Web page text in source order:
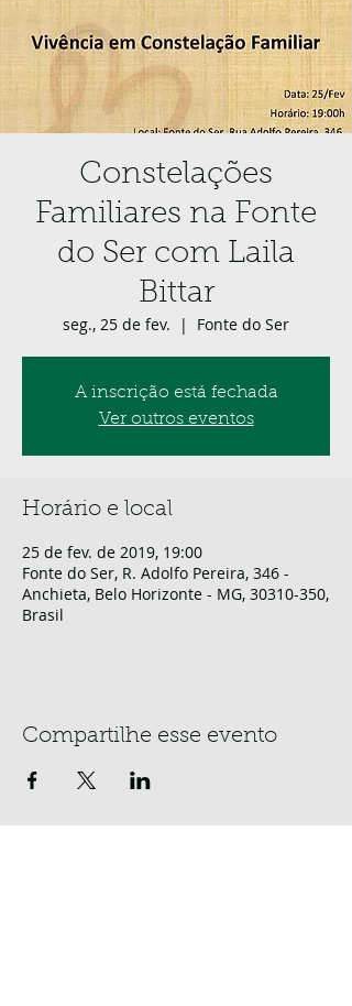
Constelações
Familiares na Fonte
do Ser com Laila
Bittar
seg., 25 de fev.
  |
Fonte do Ser
A inscrição está fechada
Ver outros eventos
Horário e local
25 de fev. de 2019, 19:00
Fonte do Ser, R. Adolfo Pereira, 346 -
Anchieta, Belo Horizonte - MG, 30310-350,
Brasil
Compartilhe esse evento